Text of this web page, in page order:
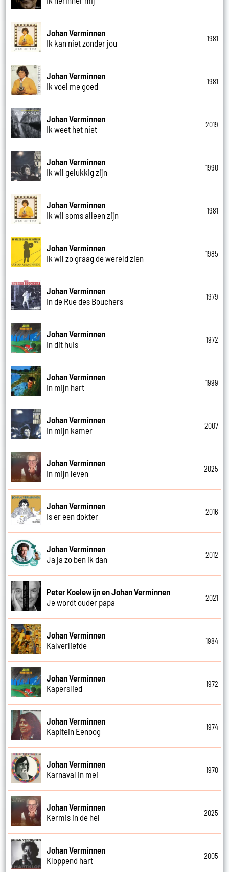
Johan Verminnen
Ik kan niet zonder jou
1981
Johan Verminnen
Ik voel me goed
1981
Johan Verminnen
Ik weet het niet
2019
Johan Verminnen
Ik wil gelukkig zijn
1990
Johan Verminnen
Ik wil soms alleen zijn
1981
Johan Verminnen
Ik wil zo graag de wereld zien
1985
Johan Verminnen
In de Rue des Bouchers
1979
Johan Verminnen
In dit huis
1972
Johan Verminnen
In mijn hart
1999
Johan Verminnen
In mijn kamer
2007
Johan Verminnen
In mijn leven
2025
Johan Verminnen
Is er een dokter
2016
Johan Verminnen
Ja ja zo ben ik dan
2012
Peter Koelewijn en Johan Verminnen
Je wordt ouder papa
2021
Johan Verminnen
Kalverliefde
1984
Johan Verminnen
Kaperslied
1972
Johan Verminnen
Kapitein Eenoog
1974
Johan Verminnen
Karnaval in mei
1970
Johan Verminnen
Kermis in de hel
2025
Johan Verminnen
Kloppend hart
2005